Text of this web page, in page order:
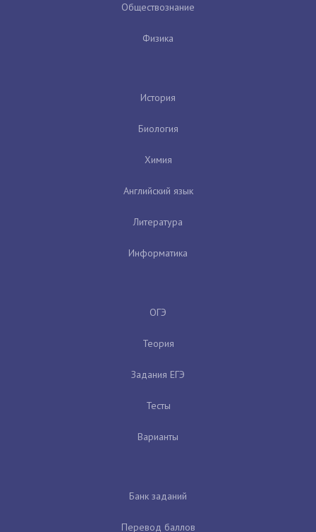
Обществознание
Физика
История
Биология
Химия
Английский язык
Литература
Информатика
ОГЭ
Теория
Задания ЕГЭ
Тесты
Варианты
Банк заданий
Перевод баллов